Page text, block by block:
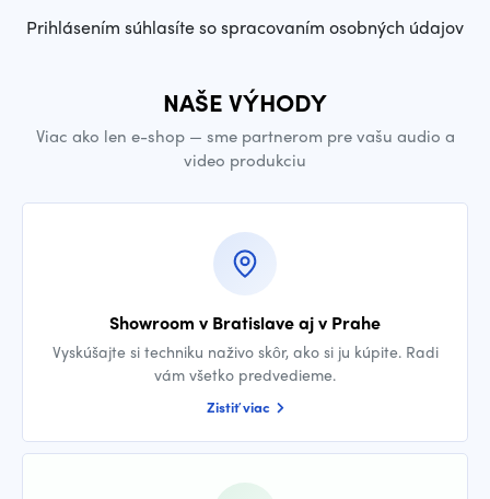
Prihlásením súhlasíte so spracovaním osobných údajov
NAŠE VÝHODY
Viac ako len e-shop — sme partnerom pre vašu audio a
video produkciu
Showroom v Bratislave aj v Prahe
Vyskúšajte si techniku naživo skôr, ako si ju kúpite. Radi
vám všetko predvedieme.
Zistiť viac